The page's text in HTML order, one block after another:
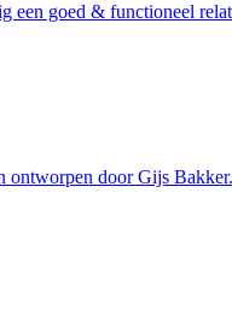
goed & functioneel
ontworpen door Gijs Bakker.